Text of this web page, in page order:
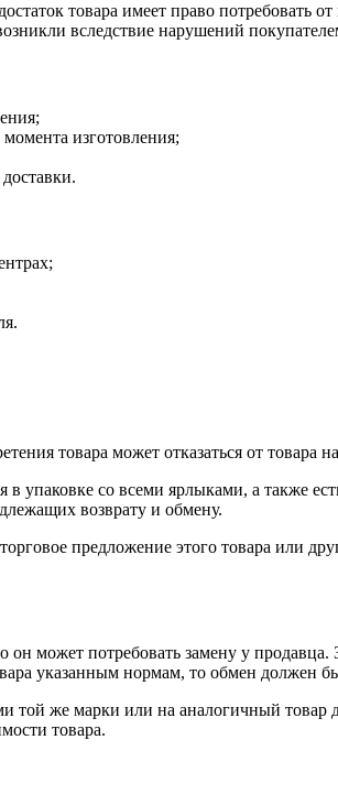
товара имеет право потребовать
вследствие нарушений
изготовления;
товара может отказаться от товара
упаковке со всеми ярлыками, а также
возврату и обмену.
предложение этого товара или
может потребовать замену у
указанным нормам, то обмен должен
той же марки или на аналогичный товар
товара.